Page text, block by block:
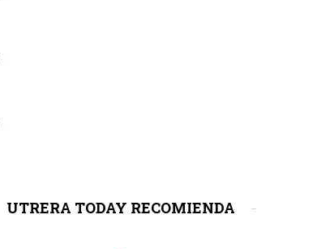
UTRERA TODAY RECOMIENDA